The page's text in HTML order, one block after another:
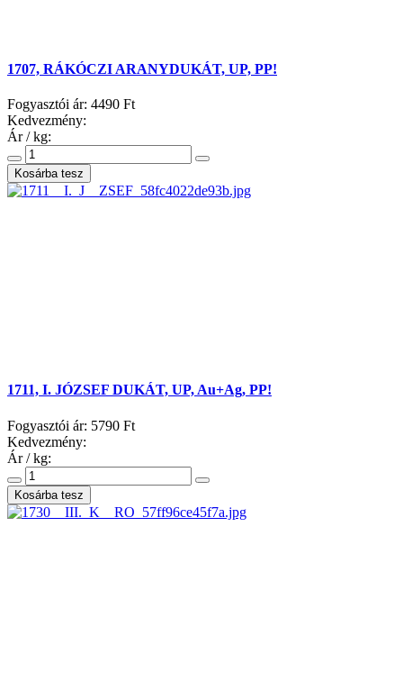
1707, RÁKÓCZI ARANYDUKÁT, UP, PP!
Fogyasztói ár: 4490 Ft
Kedvezmény:
Ár / kg:
1711, I. JÓZSEF DUKÁT, UP, Au+Ag, PP!
Fogyasztói ár: 5790 Ft
Kedvezmény:
Ár / kg: